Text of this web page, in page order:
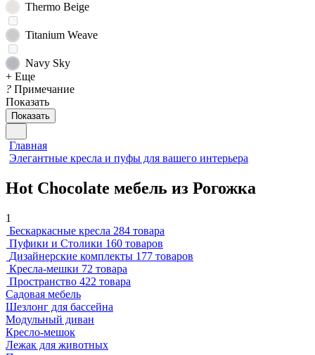
Thermo Beige
Titanium Weave
Navy Sky
+ Еще
? Примечание
Показать
Показать
Главная
Элегантные кресла и пуфы для вашего интерьера
Hot Chocolate мебель из Рогожка
1
Бескаркасные кресла 284 товара
Пуфики и Столики 160 товаров
Дизайнерские комплекты 177 товаров
Кресла-мешки 72 товара
Пространство 422 товара
Садовая мебель
Шезлонг для бассейна
Модульный диван
Кресло-мешок
Лежак для животных